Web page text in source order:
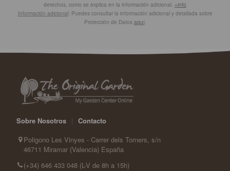
derechos, como se explica en la información adicional. +info
Información adicional: Puedes consultar la información adicional y detallada sobre
Protección de Datos aquí.
Sobre Nosotros
Contacto
Poligono Les Vinyes - Carrer dels Torners, s/n
46711 Miramar (Valencia) España
(+34) 646 433 048 (L-V de 8h a 15h)